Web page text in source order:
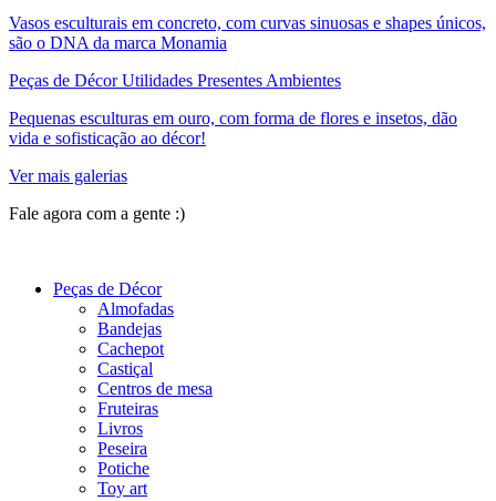
Vasos esculturais em concreto, com curvas sinuosas e shapes únicos,
são o DNA da marca Monamia
Peças de Décor Utilidades Presentes Ambientes
Pequenas esculturas em ouro, com forma de flores e insetos, dão
vida e sofisticação ao décor!
Ver mais galerias
Fale agora com a gente :)
Peças de Décor
Almofadas
Bandejas
Cachepot
Castiçal
Centros de mesa
Fruteiras
Livros
Peseira
Potiche
Toy art